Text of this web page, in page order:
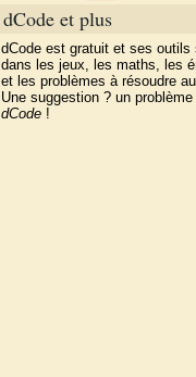
dCode et plus
dCode est gratuit et ses outils
dans les jeux, les maths, les
et les problèmes à résoudre
Une suggestion ? un
dCode!